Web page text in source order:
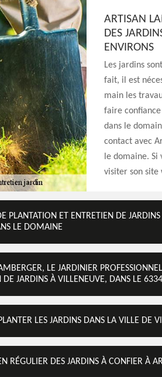
ARTISAN
DES
ENVIRONS
Les jardins
fait, il est
main les
faire
dans le
contact avec
le domaine.
visiter son site
PLANTATION ET ENTRETIEN DE
LE DOMAINE
LE JARDINIER
DE JARDINS À VILLENEUVE, DANS LE
LES JARDINS DANS LA VILLE DE
RÉGULIER DES JARDINS À CONFIER À